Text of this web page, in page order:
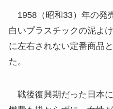
1958（昭和33）年の発
白いプラスチックの泥よ
に左右されない定番商品
た。
戦後復興期だった日本に